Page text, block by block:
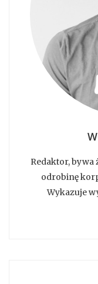
Redaktor, bywa
odrobinę
Wykazuje